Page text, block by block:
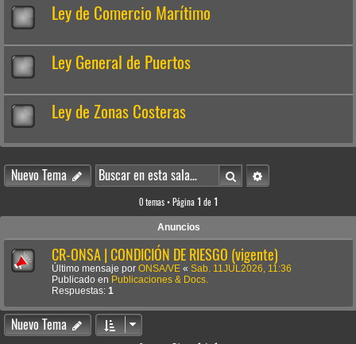
Ley de Comercio Marítimo
Ley General de Puertos
Ley de Zonas Costeras
Nuevo Tema BuscarBúsqueda avanzada
0 temas • Página 1 de 1
Anuncios
CR-ONSA | CONDICIÓN DE RIESGO (vigente)
Último mensaje por ONSA/VE « Sab. 11JUL2026, 11:36
Publicado en Publicaciones & Docs.
Respuestas: 1
Nuevo Tema